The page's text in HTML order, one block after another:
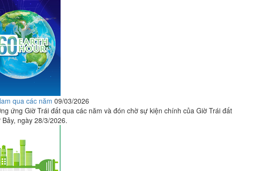
qua các năm 09/03/2026
ứng Giờ Trái đất qua các năm và đón chờ sự kiện chính của Giờ Trái đất
ngày 28/3/2026.